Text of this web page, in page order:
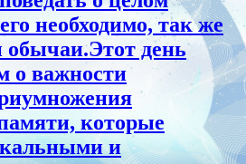
необходимо, так же
обычаи.Этот день
о важности
которые
и